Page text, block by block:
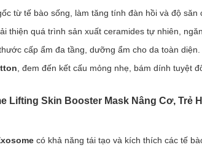
và chuyên sâu Skinbooster giúp duy trì độ ẩm
đem đến kết cấu mỏng nhẹ, bám dính tuyệt
Là công nghệ đặc biệt góp phần làm tăng hiệu
qua sử dụng 3 loại phân tử HA khác nhau giúp
dễ dàng. Từ đó gia tăng khả năng thẩm thấu,
từ tế bào sống, làm tăng tính đàn hồi và độ săn
thiện quá trình sản xuất ceramides tự nhiên,
cấp ẩm đa tầng, dưỡng ẩm cho da toàn diện.
, đem đến kết cấu mỏng nhẹ, bám dính tuyệt
Lifting Skin Booster Mask Nâng Cơ, Trẻ
có khả năng tái tạo và kích thích các tế